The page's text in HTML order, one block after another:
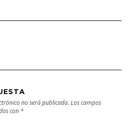
no será publicada. Los campos
con *